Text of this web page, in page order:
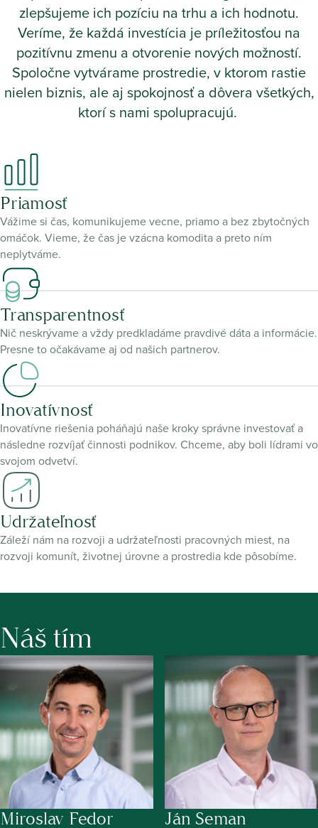
zlepšujeme ich pozíciu na trhu a ich hodnotu.
Veríme, že každá investícia je príležitosťou na
pozitívnu zmenu a otvorenie nových možností.
Spoločne vytvárame prostredie, v ktorom rastie
nielen biznis, ale aj spokojnosť a dôvera všetkých,
ktorí s nami spolupracujú.
Priamosť
Vážime si čas, komunikujeme vecne, priamo a bez zbytočných
omáčok. Vieme, že čas je vzácna komodita a preto ním
neplytváme.
Transparentnosť
Nič neskrývame a vždy predkladáme pravdivé dáta a informácie.
Presne to očakávame aj od našich partnerov.
Inovatívnosť
Inovatívne riešenia poháňajú naše kroky správne investovať a
následne rozvíjať činnosti podnikov. Chceme, aby boli lídrami vo
svojom odvetví.
Udržateľnosť
Záleží nám na rozvoji a udržateľnosti pracovných miest, na
rozvoji komunít, životnej úrovne a prostredia kde pôsobíme.
Náš tím
Miroslav Fedor Ján Seman